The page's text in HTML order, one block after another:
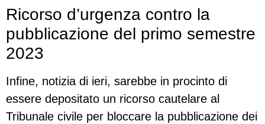
Ricorso d’urgenza contro la
pubblicazione del primo semestre
2023
Infine, notizia di ieri, sarebbe in procinto di
essere depositato un ricorso cautelare al
Tribunale civile per bloccare la pubblicazione dei